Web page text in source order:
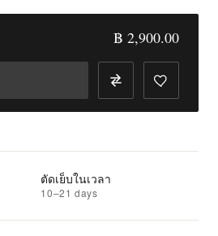
฿ 2,900.00
ตัดเย็บในเวลา
10–21 days